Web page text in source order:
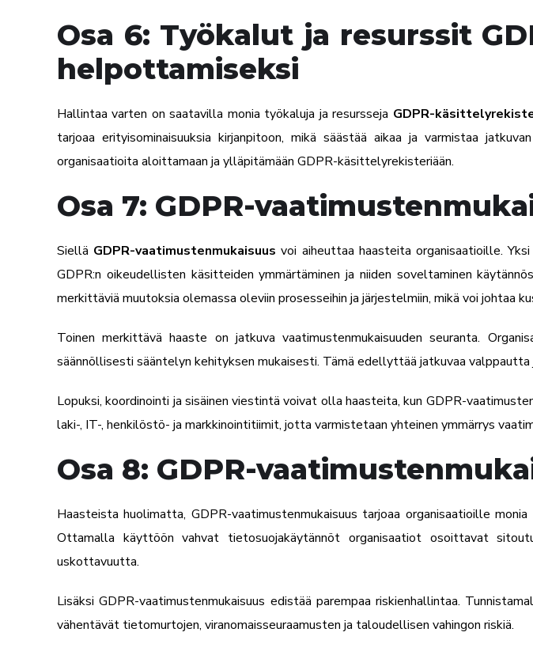
Osa 6: Työkalut ja resurssit
helpottamiseksi
Hallintaa varten on saatavilla monia työkaluja ja resursseja GDPR-
tarjoaa erityisominaisuuksia kirjanpitoon, mikä säästää aikaa ja varmistaa
organisaatioita aloittamaan ja ylläpitämään GDPR-käsittelyrekisteriään.
Osa 7: GDPR-
Siellä GDPR-vaatimustenmukaisuus voi aiheuttaa haasteita organisaatioille.
GDPR:n oikeudellisten käsitteiden ymmärtäminen ja niiden soveltaminen
merkittäviä muutoksia olemassa oleviin prosesseihin ja järjestelmiin, mikä voi johtaa
Toinen merkittävä haaste on jatkuva vaatimustenmukaisuuden seuranta.
säännöllisesti sääntelyn kehityksen mukaisesti. Tämä edellyttää jatkuvaa
Lopuksi, koordinointi ja sisäinen viestintä voivat olla haasteita, kun GDPR-
laki-, IT-, henkilöstö- ja markkinointitiimit, jotta varmistetaan yhteinen ymmärrys
Osa 8: GDPR-
Haasteista huolimatta, GDPR-vaatimustenmukaisuus tarjoaa organisaatioille
Ottamalla käyttöön vahvat tietosuojakäytännöt organisaatiot osoittavat
uskottavuutta.
Lisäksi GDPR-vaatimustenmukaisuus edistää parempaa riskienhallintaa.
vähentävät tietomurtojen, viranomaisseuraamusten ja taloudellisen vahingon riskiä.